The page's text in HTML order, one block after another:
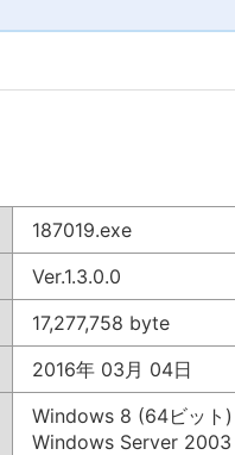
187019.exe
Ver.1.3.0.0
17,277,758 byte
2016年 03月 04日
Windows 8 (64ビット)
Windows Server